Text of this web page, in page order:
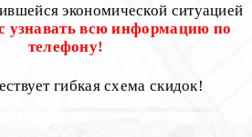
экономической ситуацией
узнавать всю информацию по
телефону!
гибкая схема скидок!